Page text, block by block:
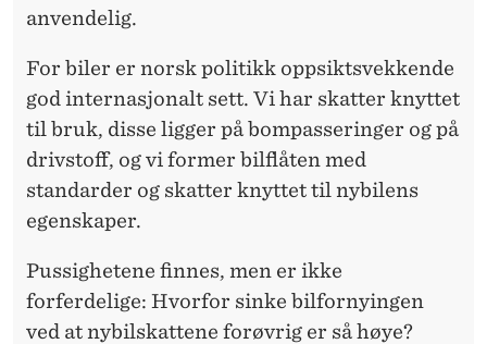
anvendelig.
For biler er norsk politikk oppsiktsvekkende
god internasjonalt sett. Vi har skatter knyttet
til bruk, disse ligger på bompasseringer og på
drivstoff, og vi former bilflåten med
standarder og skatter knyttet til nybilens
egenskaper.
Pussighetene finnes, men er ikke
forferdelige: Hvorfor sinke bilfornyingen
ved at nybilskattene forøvrig er så høye?